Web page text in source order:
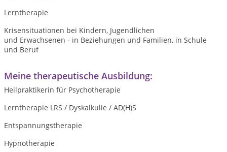
Lerntherapie
Krisensituationen bei Kindern, Jugendlichen
und Erwachsenen - in Beziehungen und Familien, in Schule
und Beruf
Meine therapeutische Ausbildung:
Heilpraktikerin für Psychotherapie
Lerntherapie LRS / Dyskalkulie / AD(H)S
Entspannungstherapie
Hypnotherapie